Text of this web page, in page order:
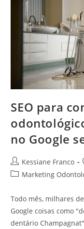
SEO para
no Google
Kessiane Franco
Marketing
Todo mês, milhares
Google coisas como
dentário